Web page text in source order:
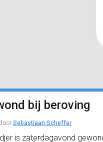
bij beroving
door Sebastiaan Scheffer
is zaterdagavond